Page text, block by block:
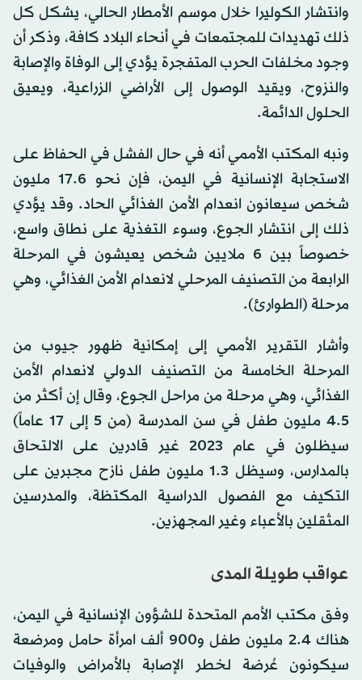
وانتشار الكوليرا خلال موسم الأمطار الحالي، يشكل كل
ذلك تهديدات للمجتمعات في أنحاء البلاد كافة، وذكر أن
وجود مخلفات الحرب المتفجرة يؤدي إلى الوفاة والإصابة
والنزوح، ويقيد الوصول إلى الأراضي الزراعية، ويعيق
الحلول الدائمة.
ونبه المكتب الأممي أنه في حال الفشل في الحفاظ على
الاستجابة الإنسانية في اليمن، فإن نحو 17.6 مليون
شخص سيعانون انعدام الأمن الغذائي الحاد. وقد يؤدي
ذلك إلى انتشار الجوع، وسوء التغذية على نطاق واسع،
خصوصاً بين 6 ملايين شخص يعيشون في المرحلة
الرابعة من التصنيف المرحلي لانعدام الأمن الغذائي، وهي
مرحلة (الطوارئ).
وأشار التقرير الأممي إلى إمكانية ظهور جيوب من
المرحلة الخامسة من التصنيف الدولي لانعدام الأمن
الغذائي، وهي مرحلة من مراحل الجوع، وقال إن أكثر من
4.5 مليون طفل في سن المدرسة (من 5 إلى 17 عاماً)
سيظلون في عام 2023 غير قادرين على الالتحاق
بالمدارس، وسيظل 1.3 مليون طفل نازح مجبرين على
التكيف مع الفصول الدراسية المكتظة، والمدرسين
المثقلين بالأعباء وغير المجهزين.
عواقب طويلة المدى
وفق مكتب الأمم المتحدة للشؤون الإنسانية في اليمن،
هناك 2.4 مليون طفل و900 ألف امرأة حامل ومرضعة
سيكونون عُرضة لخطر الإصابة بالأمراض والوفيات